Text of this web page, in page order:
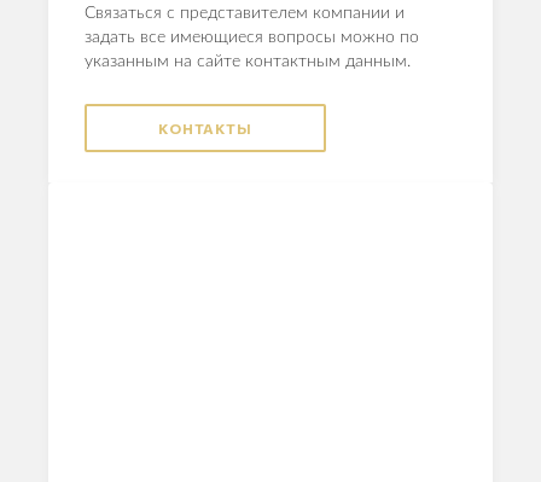
Связаться с представителем компании и
задать все имеющиеся вопросы можно по
указанным на сайте контактным данным.
КОНТАКТЫ